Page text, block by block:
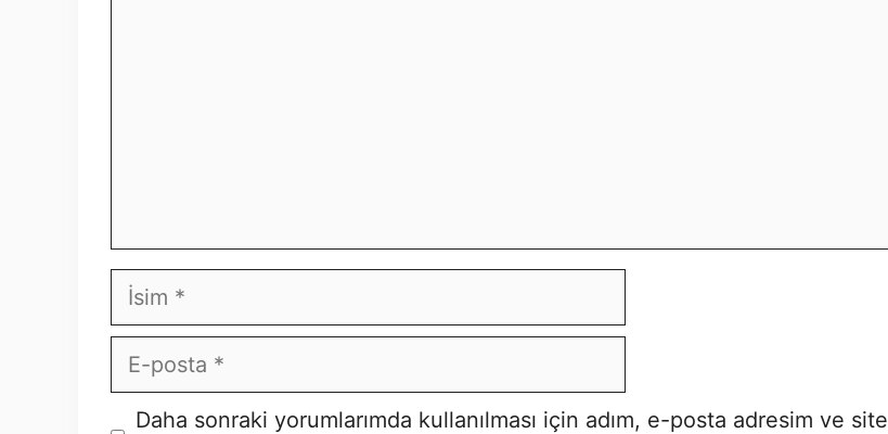
İsim
E-
posta
İnternet
Daha sonraki yorumlarımda kullanılması için adım, e-posta adresim ve site